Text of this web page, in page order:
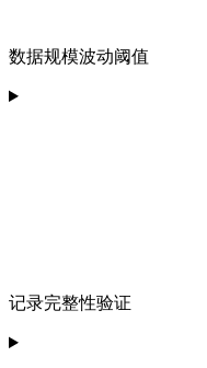
数据规模波动阈值
记录完整性验证